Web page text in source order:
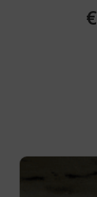
€